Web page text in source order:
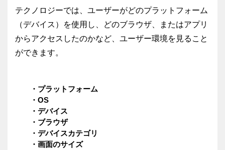
テクノロジーでは、ユーザーがどのプラットフォーム
（デバイス）を使用し、どのブラウザ、またはアプリ
からアクセスしたのかなど、ユーザー環境を見ること
ができます。
・プラットフォーム
・OS
・デバイス
・ブラウザ
・デバイスカテゴリ
・画面のサイズ